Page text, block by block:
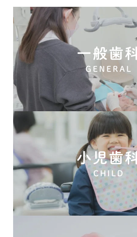
一般歯
GENERAL
小児歯
CHILD